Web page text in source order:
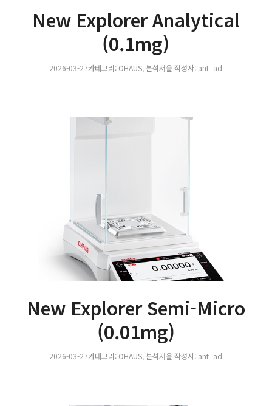
New Explorer Analytical
(0.1mg)
2026-03-27카테고리: OHAUS,분석저울 작성자: ant_ad
New Explorer Semi-Micro
(0.01mg)
2026-03-27카테고리: OHAUS,분석저울 작성자: ant_ad